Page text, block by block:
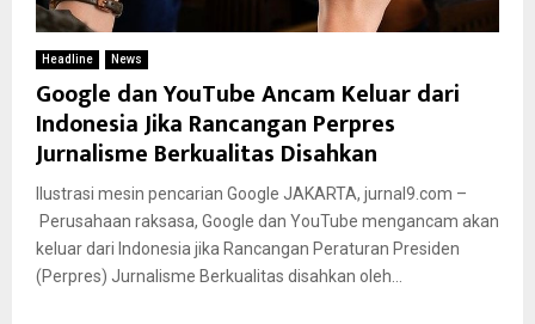
Headline News
Google dan YouTube Ancam Keluar dari
Indonesia Jika Rancangan Perpres
Jurnalisme Berkualitas Disahkan
Ilustrasi mesin pencarian Google JAKARTA, jurnal9.com –
Perusahaan raksasa, Google dan YouTube mengancam akan
keluar dari Indonesia jika Rancangan Peraturan Presiden
(Perpres) Jurnalisme Berkualitas disahkan oleh...